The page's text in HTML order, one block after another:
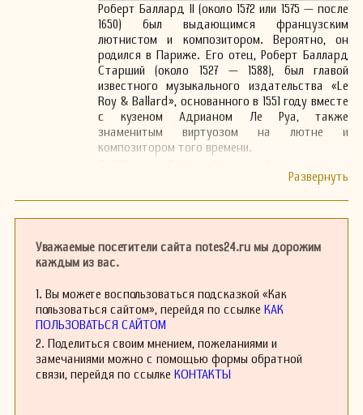
Роберт Баллард II (около 1572 или 1575 — после
1650) был выдающимся французским
лютнистом и композитором. Вероятно, он
родился в Париже. Его отец, Роберт Баллард
Старший (около 1527 — 1588), был главой
известного музыкального издательства «Le
Roy & Ballard», основанного в 1551 году вместе
с кузеном Адрианом Ле Руа, также
знаменитым виртуозом на лютне и
композитором того времени.
службу к французской регентше Марии
du roi») при королевском дворе. Баллард
опубликовал две книги произведений для
и «Diverses Pièces mises sur le luth» (1614).
Уважаемые посетители сайта notes24.ru мы дорожим
каждым из вас.
1. Вы можете воспользоваться подсказкой «Как
пользоваться сайтом», перейдя по ссылке КАК
ПОЛЬЗОВАТЬСЯ САЙТОМ
2. Поделиться своим мнением, пожеланиями и
замечаниями можно с помощью формы обратной
связи, перейдя по ссылке КОНТАКТЫ